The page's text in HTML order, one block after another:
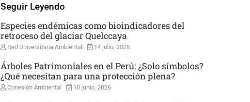
Seguir Leyendo
Especies endémicas como bioindicadores del
retroceso del glaciar Quelccaya
Red Universitaria Ambiental 14 julio, 2026
Árboles Patrimoniales en el Perú: ¿Solo símbolos?
¿Qué necesitan para una protección plena?
Conexión Ambiental 10 junio, 2026